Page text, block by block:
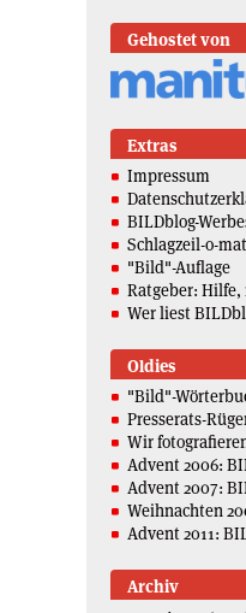
Gehostet von
Extras
Impressum
BILDblog-
Schlagzeil-o-mat
"Bild"-Auflage
Ratgeber:
Wer liest
Oldies
"Bild"-
Presserats-
Wir
Advent 2006:
Advent 2007:
Weihnachten
Advent 2011:
Archiv